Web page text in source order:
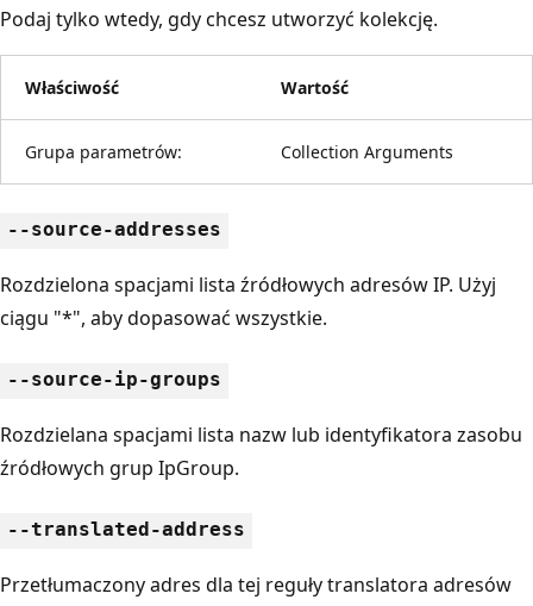
Podaj tylko wtedy, gdy chcesz utworzyć kolekcję.
Właściwość Wartość
Grupa parametrów: Collection Arguments
--source-addresses
Rozdzielona spacjami lista źródłowych adresów IP. Użyj
ciągu "*", aby dopasować wszystkie.
--source-ip-groups
Rozdzielana spacjami lista nazw lub identyfikatora zasobu
źródłowych grup IpGroup.
--translated-address
Przetłumaczony adres dla tej reguły translatora adresów